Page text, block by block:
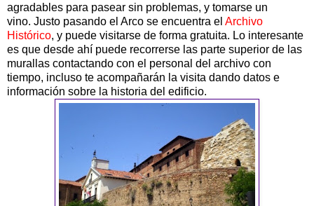
agradables para pasear sin problemas, y tomarse un
vino. Justo pasando el Arco se encuentra el Archivo
Histórico, y puede visitarse de forma gratuita. Lo interesante
es que desde ahí puede recorrerse las parte superior de las
murallas contactando con el personal del archivo con
tiempo, incluso te acompañarán la visita dando datos e
información sobre la historia del edificio.